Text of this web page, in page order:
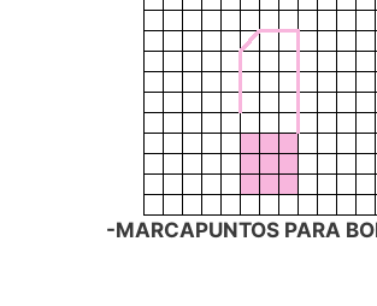
-MARCAPUNTOS PARA